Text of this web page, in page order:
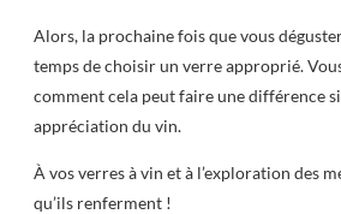
Alors, la prochaine fois que vous
temps de choisir un verre approprié.
comment cela peut faire une différence
appréciation du vin.
À vos verres à vin et à l’exploration des
qu’ils renferment !